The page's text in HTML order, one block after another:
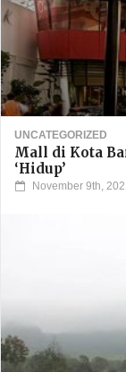
UNCATEGORIZED
Mall di Kota
‘Hidup’
November 9th,